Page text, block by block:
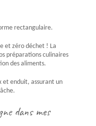
rectangulaire.
et zéro déchet ! La
préparations culinaires
des aliments.
et enduit, assurant un
dans mes